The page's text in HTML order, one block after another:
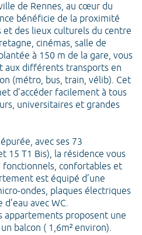
de Rennes, au cœur du
bénéficie de la proximité
des lieux culturels du centre
cinémas, salle de
à 150 m de la gare, vous
aux différents transports en
(métro, bus, train, vélib). Cet
d’accéder facilement à tous
universitaires et grandes
avec ses 73
15 T1 Bis), la résidence vous
confortables et
est équipé d’une
ondes, plaques électriques
avec WC.
appartements proposent une
balcon ( 1,6m² environ).